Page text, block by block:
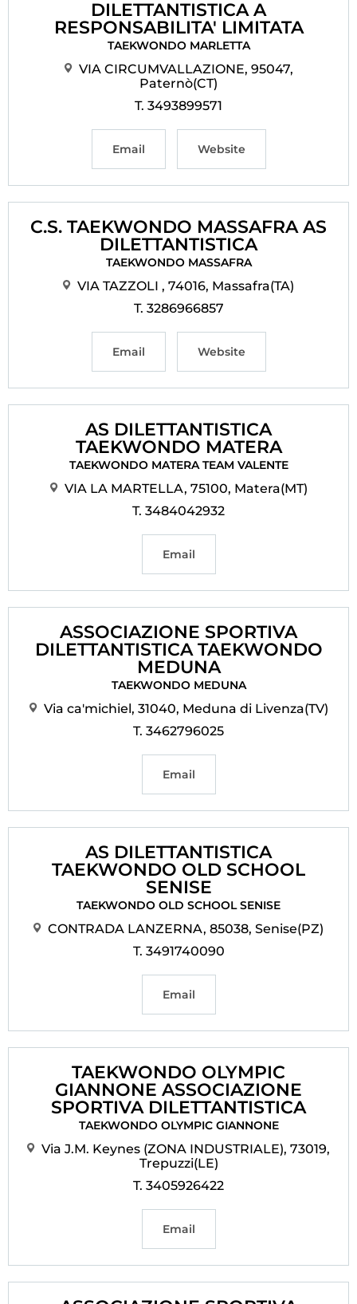
DILETTANTISTICA A
RESPONSABILITA' LIMITATA
TAEKWONDO MARLETTA
VIA CIRCUMVALLAZIONE, 95047,
Paternò(CT)
T. 3493899571
Email Website
C.S. TAEKWONDO MASSAFRA AS
DILETTANTISTICA
TAEKWONDO MASSAFRA
VIA TAZZOLI , 74016, Massafra(TA)
T. 3286966857
Email Website
AS DILETTANTISTICA
TAEKWONDO MATERA
TAEKWONDO MATERA TEAM VALENTE
VIA LA MARTELLA, 75100, Matera(MT)
T. 3484042932
Email
ASSOCIAZIONE SPORTIVA
DILETTANTISTICA TAEKWONDO
MEDUNA
TAEKWONDO MEDUNA
Via ca'michiel, 31040, Meduna di Livenza(TV)
T. 3462796025
Email
AS DILETTANTISTICA
TAEKWONDO OLD SCHOOL
SENISE
TAEKWONDO OLD SCHOOL SENISE
CONTRADA LANZERNA, 85038, Senise(PZ)
T. 3491740090
Email
TAEKWONDO OLYMPIC
GIANNONE ASSOCIAZIONE
SPORTIVA DILETTANTISTICA
TAEKWONDO OLYMPIC GIANNONE
Via J.M. Keynes (ZONA INDUSTRIALE), 73019,
Trepuzzi(LE)
T. 3405926422
Email